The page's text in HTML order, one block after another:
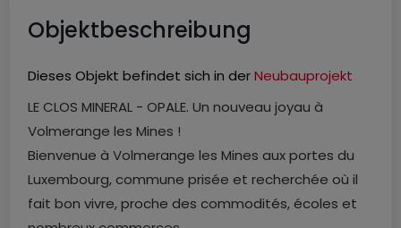
Objektbeschreibung
Dieses Objekt befindet sich in derNeubauprojekt
LE CLOS MINERAL - OPALE. Un nouveau joyau à
Volmerange les Mines !
Bienvenue à Volmerange les Mines aux portes du
Luxembourg, commune prisée et recherchée où il
fait bon vivre, proche des commodités, écoles et